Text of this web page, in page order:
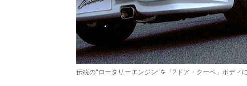
伝統の“ロータリーエンジン”を「2ドア・クーペ」ボディ